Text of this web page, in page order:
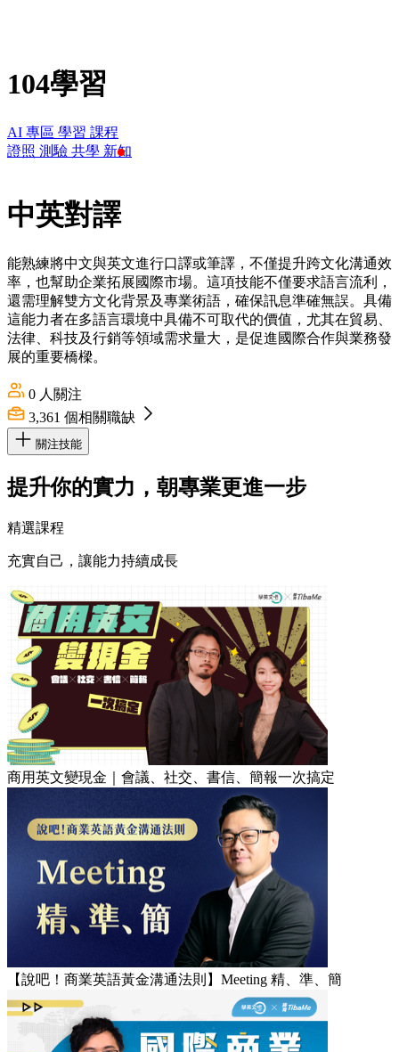
104學習
AI 專區 學習 課程
證照 測驗 共學 新知
中英對譯
能熟練將中文與英文進行口譯或筆譯，不僅提升跨文化溝通效
率，也幫助企業拓展國際市場。這項技能不僅要求語言流利，
還需理解雙方文化背景及專業術語，確保訊息準確無誤。具備
這能力者在多語言環境中具備不可取代的價值，尤其在貿易、
法律、科技及行銷等領域需求量大，是促進國際合作與業務發
展的重要橋樑。
0 人關注
3,361 個相關職缺
關注技能
提升你的實力，朝專業更進一步
精選課程
充實自己，讓能力持續成長
商用英文變現金｜會議、社交、書信、簡報一次搞定
【說吧！商業英語黃金溝通法則】Meeting 精、準、簡